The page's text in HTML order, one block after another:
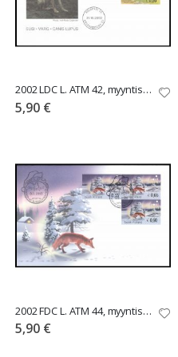
2002 LDC L. ATM 42, myyntisarja 0,50-0,60-0,90
5,90 €
2002 FDC L. ATM 44, myyntisarja 0,55-0,65-0,90
5,90 €